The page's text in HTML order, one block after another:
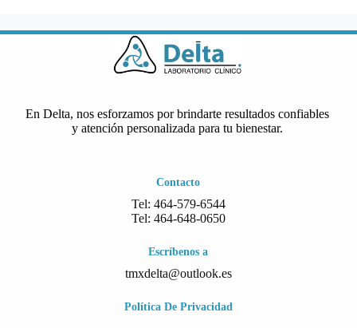
En Delta, nos esforzamos por brindarte resultados confiables
y atención personalizada para tu bienestar.
Contacto
Tel: 464-579-6544
Tel: 464-648-0650
Escríbenos a
tmxdelta@outlook.es
Política De Privacidad